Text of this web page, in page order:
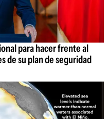
para hacer frente al
de su plan de seguridad